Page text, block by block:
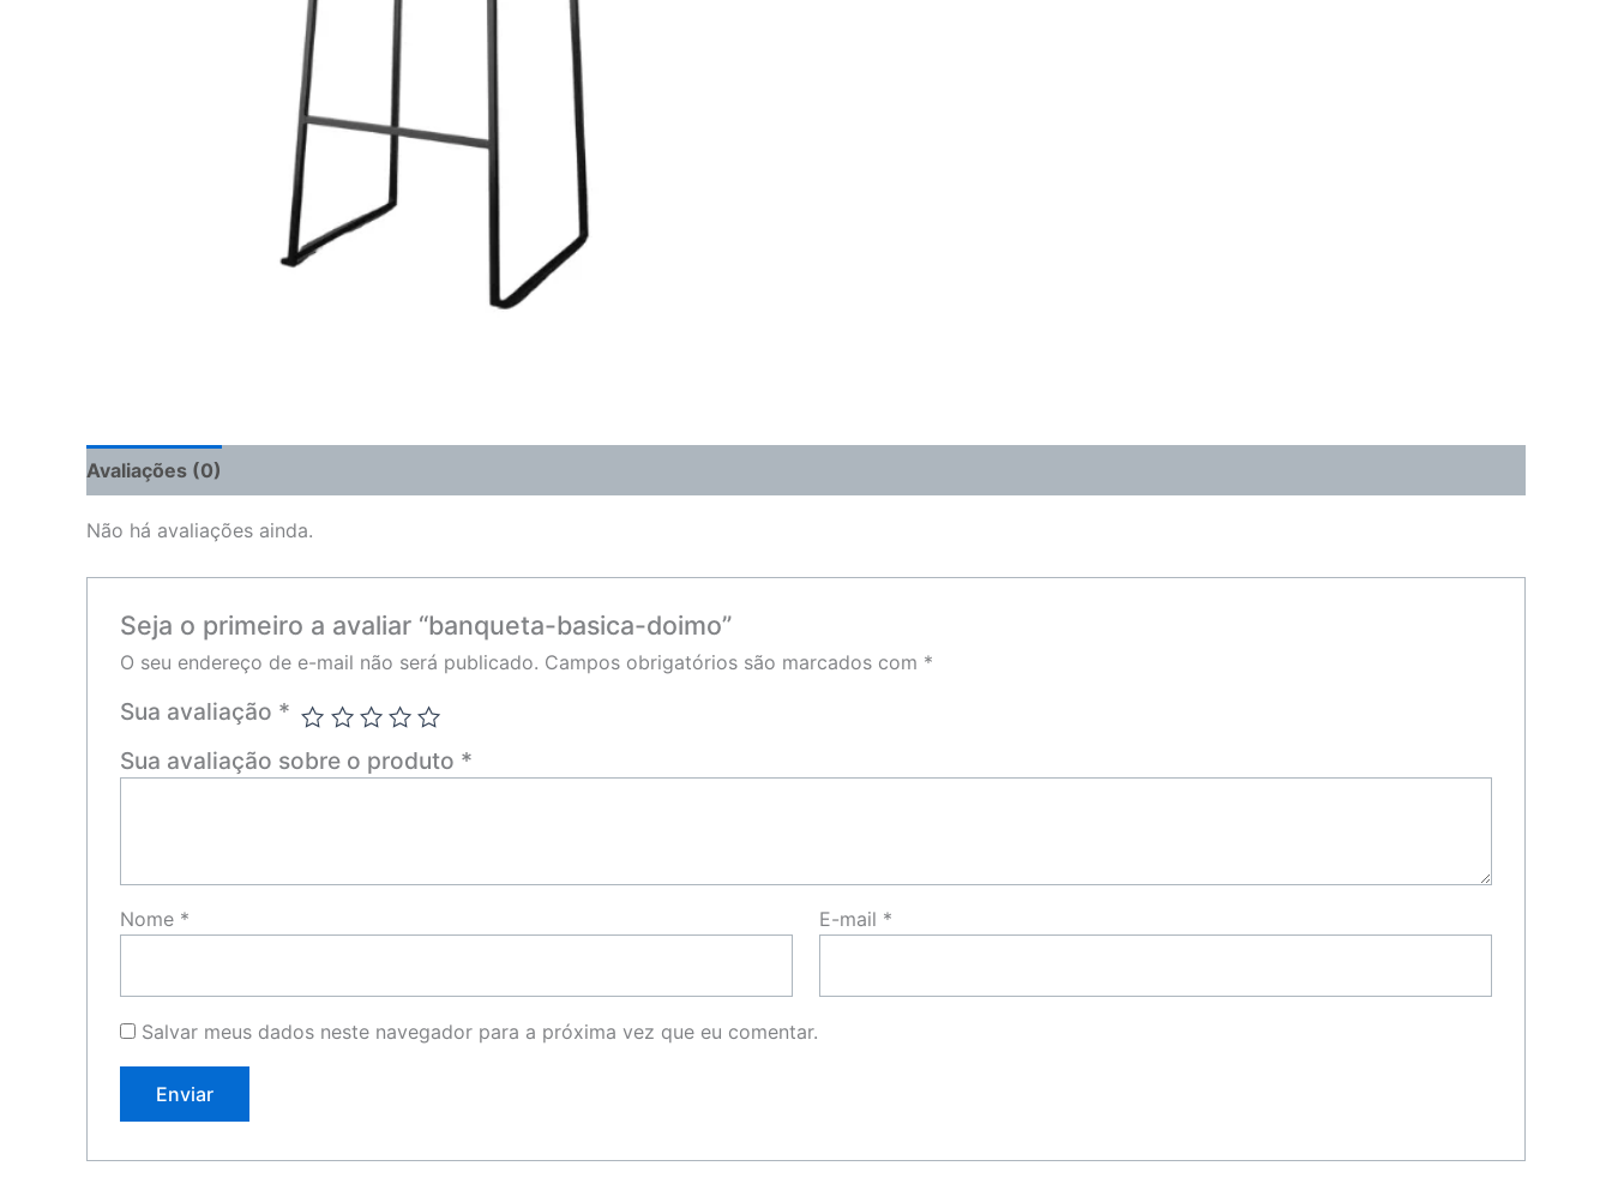
Avaliações (0)
Não há avaliações ainda.
Seja o primeiro a avaliar “banqueta-basica-doimo”
O seu endereço de e-mail não será publicado. Campos obrigatórios são marcados com *
Sua avaliação *
Sua avaliação sobre o produto *
Nome * E-mail *
Salvar meus dados neste navegador para a próxima vez que eu comentar.